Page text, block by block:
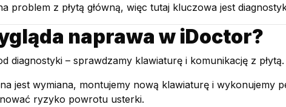
problem z płytą główną, więc tutaj kluczowa jest
naprawa w iDoctor?
diagnostyki – sprawdzamy klawiaturę i komunikację z
jest wymiana, montujemy nową klawiaturę i wykonujemy
ryzyko powrotu usterki.